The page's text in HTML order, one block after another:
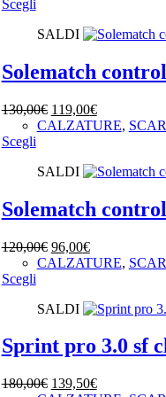
scelte
pagina
prodotto
170,00€.153,00€.
Scegli
ha
varianti.
Le
possono
essere
scelte
pagina
prodotto
SALDI
Solematch
130,00€ Il
prezzo
130,00€.
119,00€Il
prezzo
119,00€.
CALZATURE,
ScegliQuesto
ha
varianti.
Le
possono
essere
scelte
pagina
prodotto
SALDI
Solematch
120,00€ Il
prezzo
120,00€.
96,00€Il
prezzo
96,00€.
CALZATURE,
ScegliQuesto
ha
varianti.
Le
possono
SALDI
Sprint pro 3.0 sf
180,00€ Il139,50€Il